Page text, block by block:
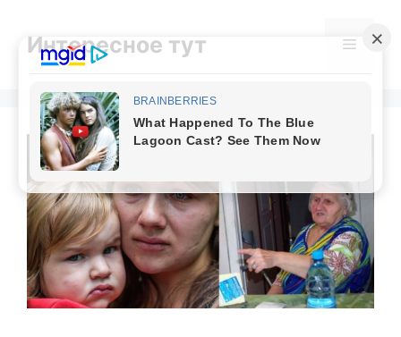
contentИнтересное тут Menu